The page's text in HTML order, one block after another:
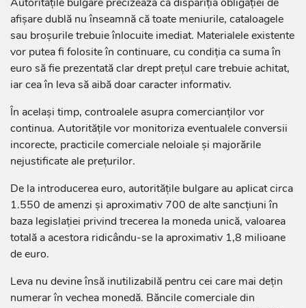
afișare dublă nu înseamnă că toate meniurile, cataloagele
sau broșurile trebuie înlocuite imediat. Materialele existente
vor putea fi folosite în continuare, cu condiția ca suma în
euro să fie prezentată clar drept prețul care trebuie achitat,
iar cea în leva să aibă doar caracter informativ.
În același timp, controalele asupra comercianților vor
continua. Autoritățile vor monitoriza eventualele conversii
incorecte, practicile comerciale neloiale și majorările
nejustificate ale prețurilor.
De la introducerea euro, autoritățile bulgare au aplicat circa
1.550 de amenzi și aproximativ 700 de alte sancțiuni în
baza legislației privind trecerea la moneda unică, valoarea
totală a acestora ridicându-se la aproximativ 1,8 milioane
de euro.
Leva nu devine însă inutilizabilă pentru cei care mai dețin
numerar în vechea monedă. Băncile comerciale din